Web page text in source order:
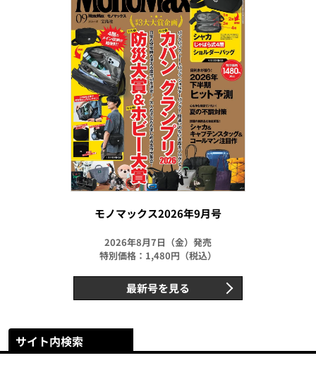
モノマックス2026年9月号
2026年8月7日（金）発売
特別価格：1,480円（税込）
最新号を見る
サイト内検索